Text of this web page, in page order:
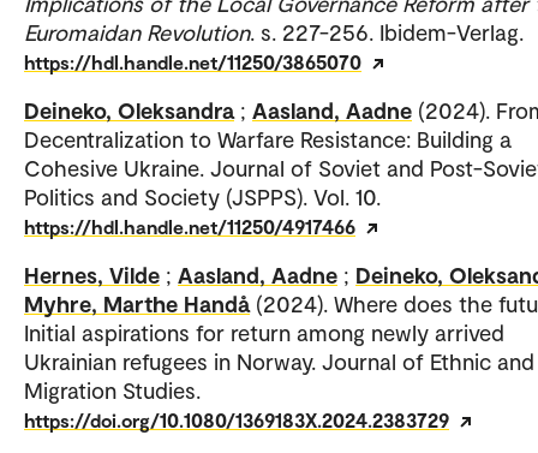
Euromaidan Revolution. s. 227-256. Ibidem-Verlag.
https://hdl.handle.net/11250/3865070
Deineko, Oleksandra ; Aasland, Aadne (2024).
Decentralization to Warfare Resistance: Building a
Cohesive Ukraine. Journal of Soviet and Post-
Politics and Society (JSPPS). Vol. 10.
https://hdl.handle.net/11250/4917466
Hernes, Vilde ; Aasland, Aadne ; Deineko,
Myhre, Marthe Handå (2024). Where does the
Initial aspirations for return among newly arrived
Ukrainian refugees in Norway. Journal of Ethnic and
Migration Studies.
https://doi.org/10.1080/1369183X.2024.2383729